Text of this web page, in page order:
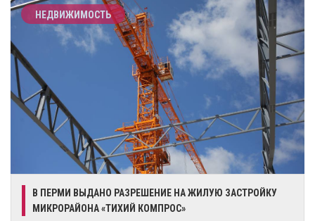
НЕДВИЖИМОСТЬ
В ПЕРМИ ВЫДАНО РАЗРЕШЕНИЕ НА ЖИЛУЮ ЗАСТРОЙКУ
МИКРОРАЙОНА «ТИХИЙ КОМПРОС»